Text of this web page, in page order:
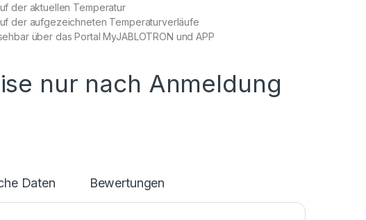
der aktuellen Temperatur
der aufgezeichneten Temperaturverläufe
über das Portal MyJABLOTRON und APP
nur nach Anmeldung
Daten Bewertungen